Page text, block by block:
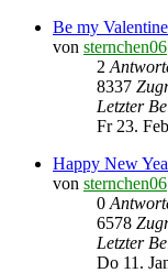
Be my Valentine
von sternchen06
2
8337
Letzter
Fr 23.
Happy New
von sternchen06
0
6578
Letzter
Do 11.